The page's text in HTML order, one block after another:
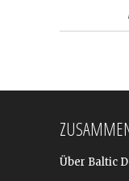
Über Baltic